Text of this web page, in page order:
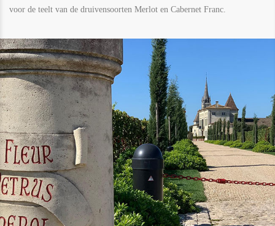
voor de teelt van de druivensoorten Merlot en Cabernet Franc.